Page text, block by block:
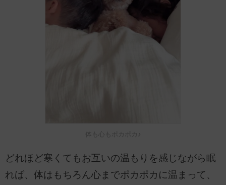
体も心もポカポカ♪
どれほど寒くてもお互いの温もりを感じながら眠
れば、体はもちろん心までポカポカに温まって、